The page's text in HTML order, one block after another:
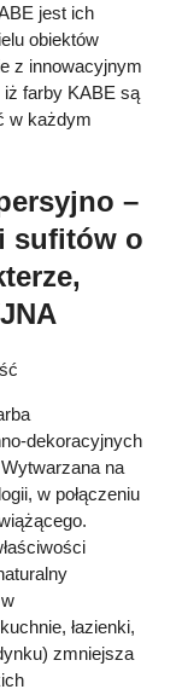
jest ich
obiektów
z innowacyjnym
iż farby KABE są
w każdym
–
sufitów o
dekoracyjnych
na
w połączeniu
łazienki,
zmniejsza